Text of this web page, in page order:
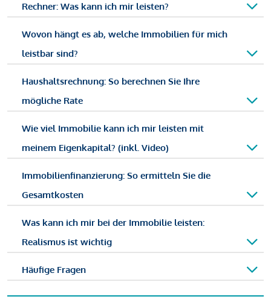
Rechner: Was kann ich mir leisten?
Wovon hängt es ab, welche Immobilien für mich
leistbar sind?
Haushaltsrechnung: So berechnen Sie Ihre
mögliche Rate
Wie viel Immobilie kann ich mir leisten mit
meinem Eigenkapital? (inkl. Video)
Immobilienfinanzierung: So ermitteln Sie die
Gesamtkosten
Was kann ich mir bei der Immobilie leisten:
Realismus ist wichtig
Häufige Fragen